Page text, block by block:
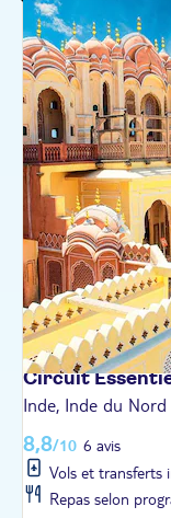
Circuit
Inde, Inde du Nord
8,8/10 6 avis
Vols et transferts
Repas selon